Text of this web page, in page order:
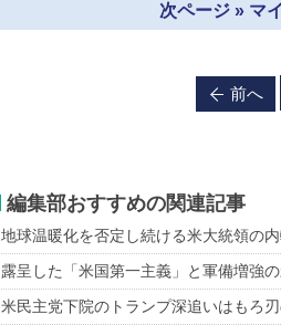
次ページ » マ
前へ
編集部おすすめの関連記事
地球温暖化を否定し続ける米大統領の
露呈した「米国第一主義」と軍備増強
米民主党下院のトランプ深追いはもろ刃